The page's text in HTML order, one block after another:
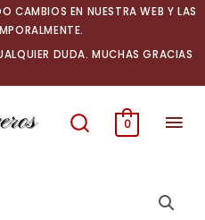
CAMBIOS EN NUESTRA WEB Y LAS
DUDA. MUCHAS GRACIAS
0